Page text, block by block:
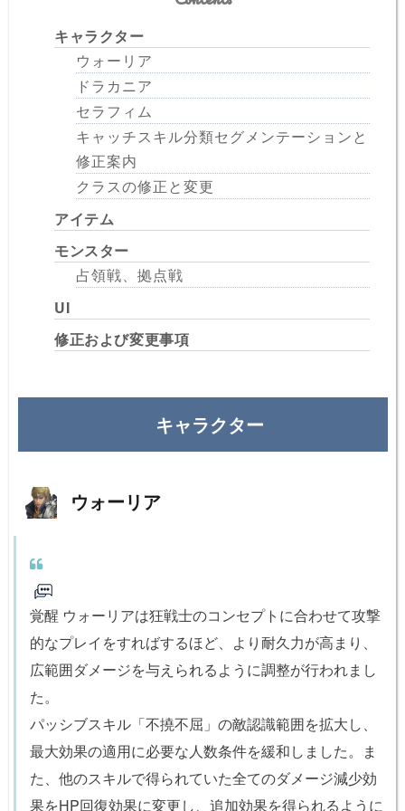
キャラクター
ウォーリア
ドラカニア
セラフィム
キャッチスキル分類セグメンテーションと
修正案内
クラスの修正と変更
アイテム
モンスター
占領戦、拠点戦
UI
修正および変更事項
キャラクター
ウォーリア
覚醒 ウォーリアは狂戦士のコンセプトに合わせて攻撃
的なプレイをすればするほど、より耐久力が高まり、
広範囲ダメージを与えられるように調整が行われまし
た。
パッシブスキル「不撓不屈」の敵認識範囲を拡大し、
最大効果の適用に必要な人数条件を緩和しました。ま
た、他のスキルで得られていた全てのダメージ減少効
果をHP回復効果に変更し、追加効果を得られるように